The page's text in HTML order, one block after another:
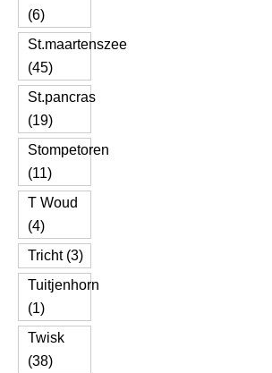
(6)
St.maartenszee
(45)
St.pancras
(19)
Stompetoren
(11)
T Woud
(4)
Tricht (3)
Tuitjenhorn
(1)
Twisk
(38)